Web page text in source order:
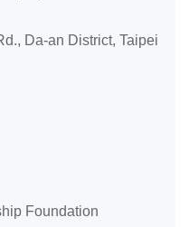
Da-an District, Taipei
Foundation